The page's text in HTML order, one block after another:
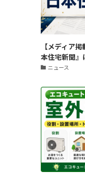
【メディア
本住宅新聞』
ニュース